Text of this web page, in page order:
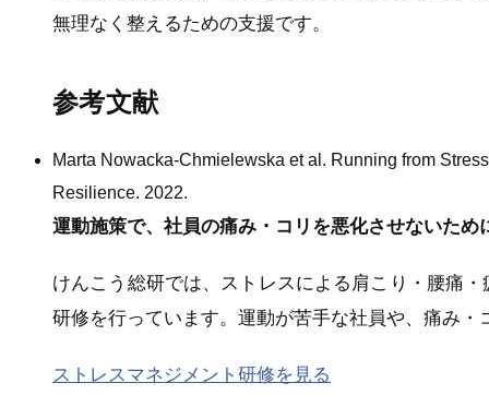
無理なく整えるための支援です。
参考文献
Marta Nowacka-Chmielewska et al. Running from
Resilience. 2022.
運動施策で、社員の痛み・コリを悪化させないため
けんこう総研では、ストレスによる肩こり・腰痛
研修を行っています。運動が苦手な社員や、痛み
ストレスマネジメント研修を見る